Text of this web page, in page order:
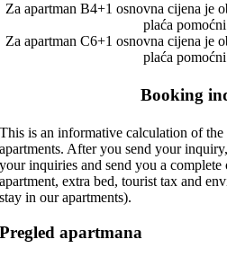
Za apartman B4+1 osnovna cijena je
plaća
Za apartman C6+1 osnovna cijena je
plaća
Booking
This is an informative calculation of
apartments. After you send your
your inquiries and send you a
apartment, extra bed, tourist tax and
stay in our apartments).
Pregled apartmana